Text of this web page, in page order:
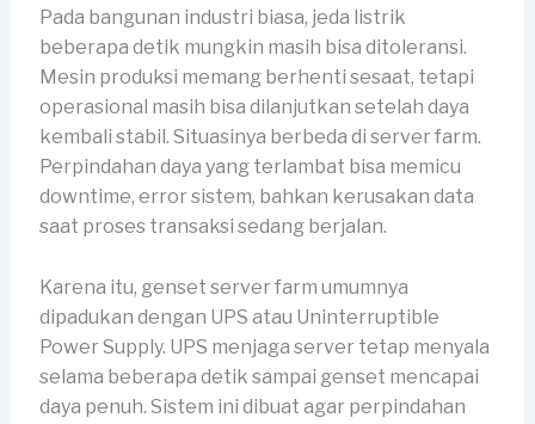
Pada bangunan industri biasa, jeda listrik
beberapa detik mungkin masih bisa ditoleransi.
Mesin produksi memang berhenti sesaat, tetapi
operasional masih bisa dilanjutkan setelah daya
kembali stabil. Situasinya berbeda di server farm.
Perpindahan daya yang terlambat bisa memicu
downtime, error sistem, bahkan kerusakan data
saat proses transaksi sedang berjalan.
Karena itu, genset server farm umumnya
dipadukan dengan UPS atau Uninterruptible
Power Supply. UPS menjaga server tetap menyala
selama beberapa detik sampai genset mencapai
daya penuh. Sistem ini dibuat agar perpindahan